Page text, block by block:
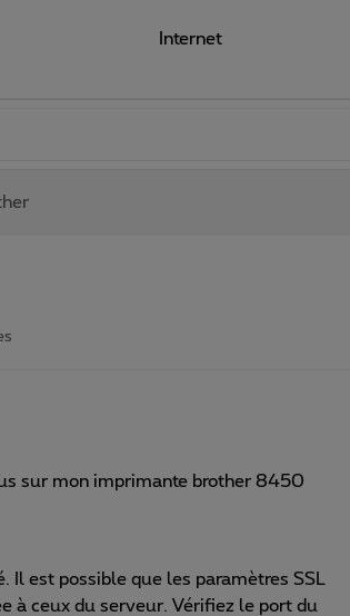
Internet
sur mon imprimante brother 8450
Il est possible que les paramètres SSL
à ceux du serveur. Vérifiez le port du